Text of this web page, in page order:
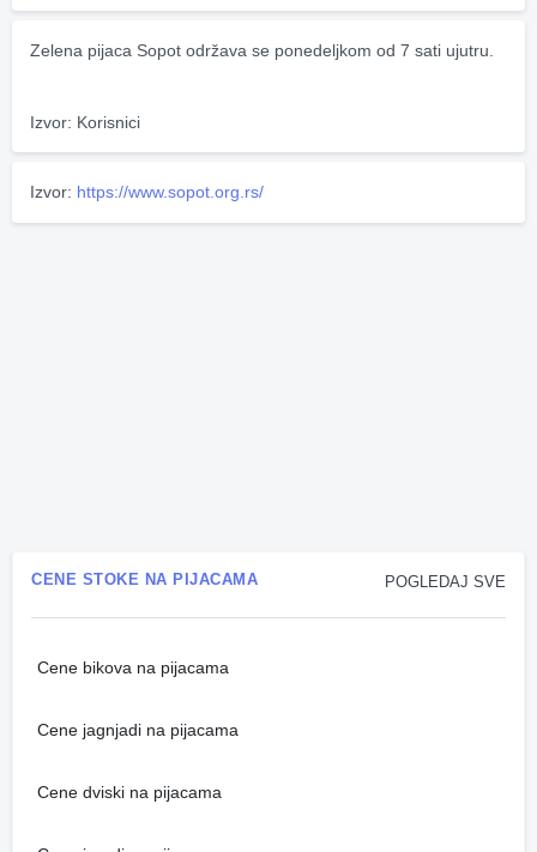
Zelena pijaca Sopot održava se ponedeljkom od 7 sati ujutru.
Izvor: Korisnici
Izvor: https://www.sopot.org.rs/
POGLEDAJ SVE
CENE STOKE NA PIJACAMA
Cene bikova na pijacama
Cene jagnjadi na pijacama
Cene dviski na pijacama